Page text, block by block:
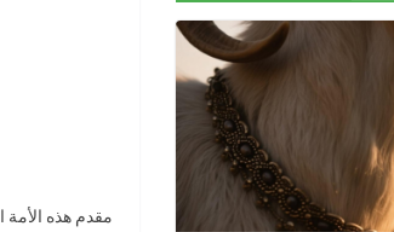
مقدم هذه الأمة